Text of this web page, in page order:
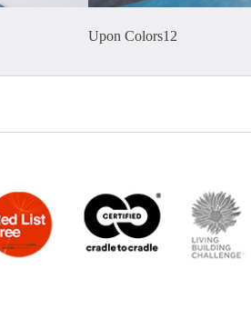
Upon Colors12